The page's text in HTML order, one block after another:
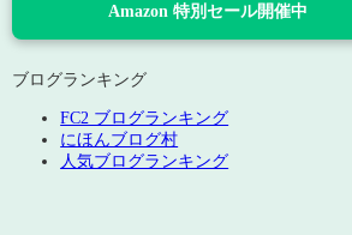
Amazon 特別セール開催中
ブログランキング
FC2 ブログランキング
にほんブログ村
人気ブログランキング